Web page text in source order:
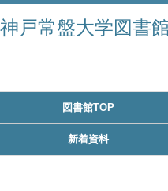
神戸常盤大学図書
図書館TOP
新着資料